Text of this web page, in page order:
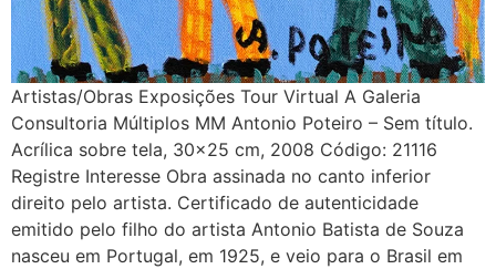
Artistas/Obras Exposições Tour Virtual A Galeria
Consultoria Múltiplos MM Antonio Poteiro – Sem título.
Acrílica sobre tela, 30×25 cm, 2008 Código: 21116
Registre Interesse Obra assinada no canto inferior
direito pelo artista. Certificado de autenticidade
emitido pelo filho do artista Antonio Batista de Souza
nasceu em Portugal, em 1925, e veio para o Brasil em